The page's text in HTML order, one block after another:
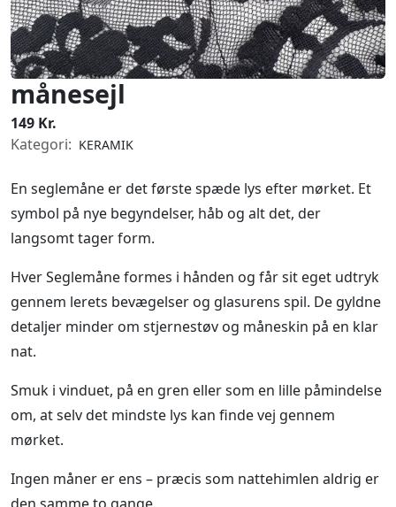
månesejl
149 Kr.
Kategori: KERAMIK
En seglemåne er det første spæde lys efter mørket. Et
symbol på nye begyndelser, håb og alt det, der
langsomt tager form.
Hver Seglemåne formes i hånden og får sit eget udtryk
gennem lerets bevægelser og glasurens spil. De gyldne
detaljer minder om stjernestøv og måneskin på en klar
nat.
Smuk i vinduet, på en gren eller som en lille påmindelse
om, at selv det mindste lys kan finde vej gennem
mørket.
Ingen måner er ens – præcis som nattehimlen aldrig er